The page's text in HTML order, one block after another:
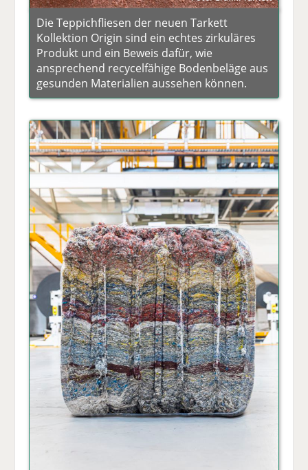
Die Teppichfliesen der neuen Tarkett
Kollektion Origin sind ein echtes zirkuläres
Produkt und ein Beweis dafür, wie
ansprechend recycelfähige Bodenbeläge aus
gesunden Materialien aussehen können.